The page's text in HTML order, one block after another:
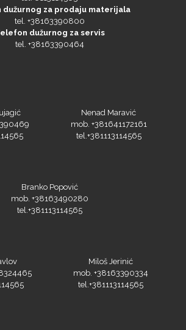
NAZDAR
dužurnog za prodaju materijala
tel. +38163390800
dužurnog za servis
tel. +38163390464
Nenad Maravić
mob. +381641172161
tel.+381113114565
Branko Popović
mob. +38163490280
tel.+381113114565
Miloš Jerinić
mob. +38163390334
tel.+381113114565